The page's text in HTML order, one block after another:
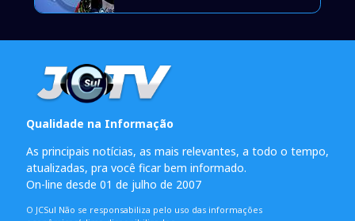
Qualidade na Informação
As principais notícias, as mais relevantes, a todo o tempo,
atualizadas, pra você ficar bem informado.
On-line desde 01 de julho de 2007
O JCSul Não se responsabiliza pelo uso das informações